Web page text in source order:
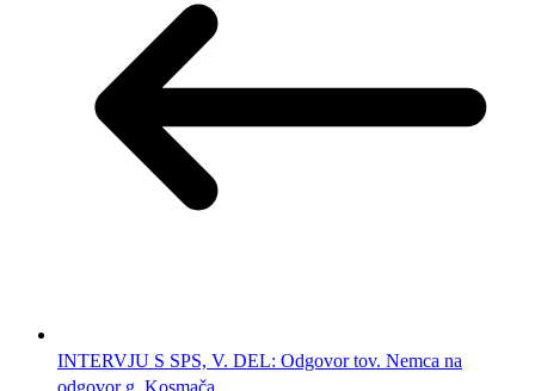
INTERVJU S SPS, V. DEL: Odgovor tov. Nemca na
odgovor g. Kosmača